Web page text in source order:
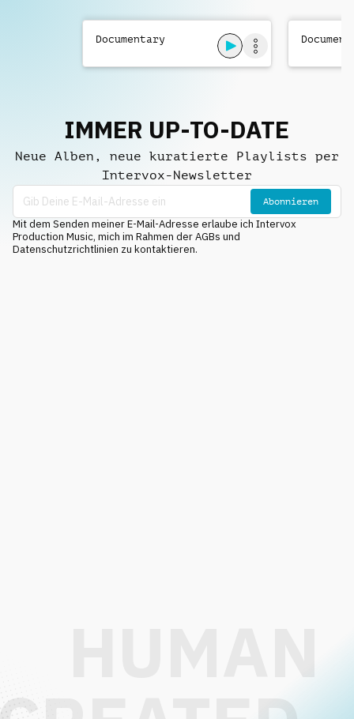
Documentary
IMMER UP-TO-DATE
Neue Alben, neue kuratierte Playlists per
Intervox-Newsletter
Abonnieren
Mit dem Senden meiner E-Mail-Adresse erlaube ich Intervox
Production Music, mich im Rahmen der AGBs und
Datenschutzrichtlinien zu kontaktieren.